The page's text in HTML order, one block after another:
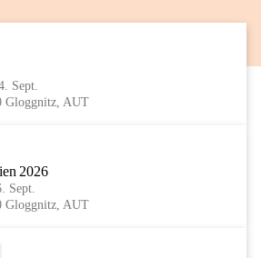
Sept.
Gloggnitz, AUT
2026
Sept.
Gloggnitz, AUT